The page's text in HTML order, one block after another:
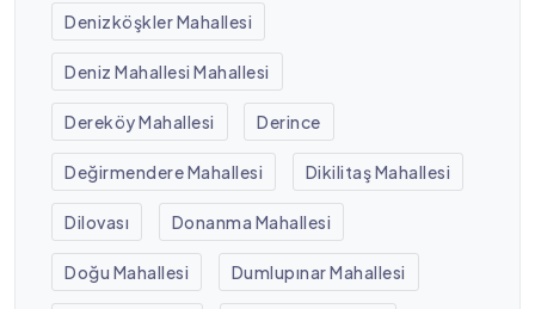
Denizköşkler Mahallesi
Deniz Mahallesi Mahallesi
Dereköy Mahallesi Derince
Değirmendere Mahallesi Dikilitaş Mahallesi
Dilovası Donanma Mahallesi
Doğu Mahallesi Dumlupınar Mahallesi